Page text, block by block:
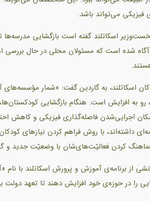
فیزیکی می‌تواند باشد.
آگاه شده است که مسئولان محلی در حال بررسی
اسکاتلند، به گاردین گفت: «شمار
رو به افزایش است. هنگام بازگشایی
اجرایی‌شدن فاصله‌گذاری فیزیکی و کاهش
داشته‌اند، با روش فراهم کردن نیازهای
کردن فعالیّت‌های‌شان با وضعیّت جدید و
از برنامه‌ی آموزش و پرورش اسکاتلند با نام
را در حوزه‌ی خود افزایش دهند تا تعهد دولت